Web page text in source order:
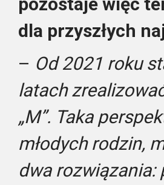
dla przyszłych
– Od 2021 roku
latach
„M”. Taka
młodych rodzin,
dwa rozwiązania: